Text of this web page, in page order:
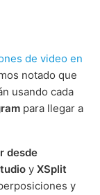
de video en
notado que
usando cada
para llegar a
desde
y XSplit
y